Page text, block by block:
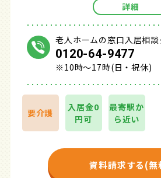
詳細
老人ホームの窓口入居相
0120-64-9477
※10時～17時(日・祝休)
要介護
入居金0
円可
最寄駅か
ら近い
資料請求する(無